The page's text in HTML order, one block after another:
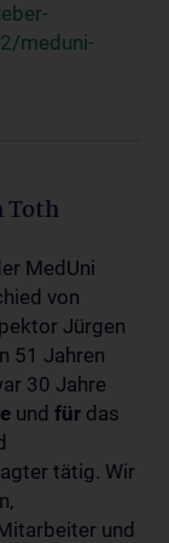
meduni-
Toth
MedUni
von
Jürgen
51 Jahren
30 Jahre
und für das
tätig. Wir
und